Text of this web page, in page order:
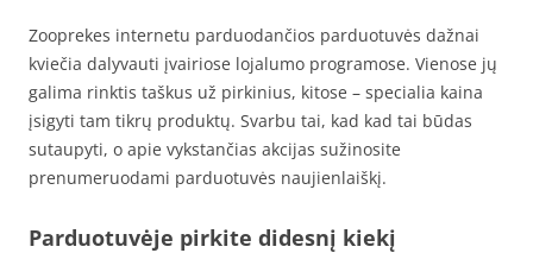
Zooprekes internetu parduodančios parduotuvės dažnai
kviečia dalyvauti įvairiose lojalumo programose. Vienose jų
galima rinktis taškus už pirkinius, kitose – specialia kaina
įsigyti tam tikrų produktų. Svarbu tai, kad kad tai būdas
sutaupyti, o apie vykstančias akcijas sužinosite
prenumeruodami parduotuvės naujienlaiškį.
Parduotuvėje pirkite didesnį kiekį